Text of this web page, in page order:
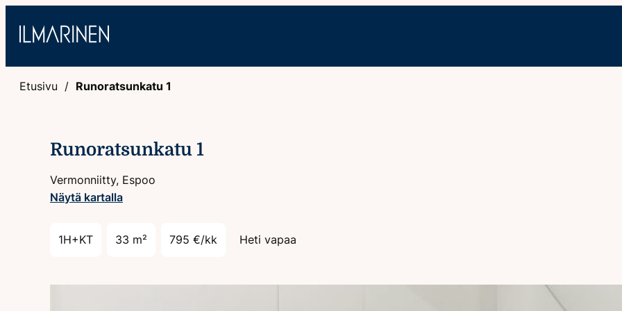
sisältöön
Etusivu Runoratsunkatu 1
Runoratsunkatu 1
Vermonniitty, Espoo
Näytä kartalla
1H+KT 33 m² 795 €/kk Heti vapaa